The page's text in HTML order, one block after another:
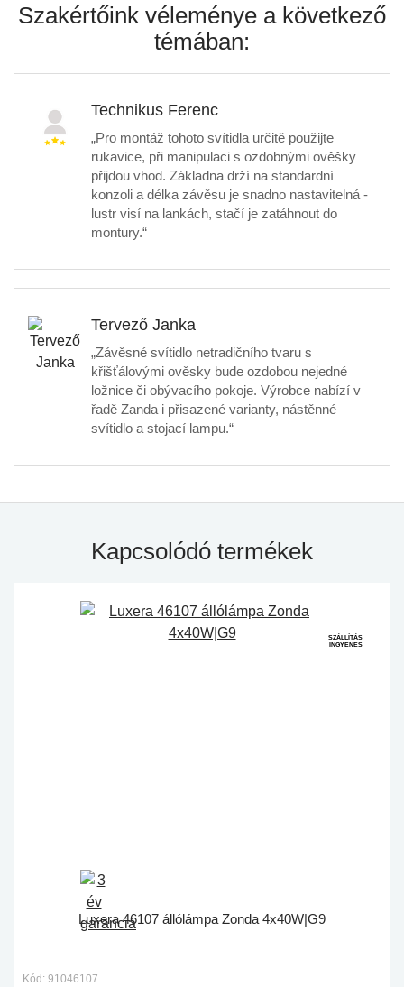
Szakértőink véleménye a következő
témában:
Technikus Ferenc
„Pro montáž tohoto svítidla určitě použijte
rukavice, při manipulaci s ozdobnými ověšky
přijdou vhod. Základna drží na standardní
konzoli a délka závěsu je snadno nastavitelná -
lustr visí na lankách, stačí je zatáhnout do
montury.“
Tervező Janka
„Závěsné svítidlo netradičního tvaru s
křišťálovými ověsky bude ozdobou nejedné
ložnice či obývacího pokoje. Výrobce nabízí v
řadě Zanda i přisazené varianty, nástěnné
svítidlo a stojací lampu.“
Kapcsolódó termékek
SZÁLLÍTÁS
INGYENES
Luxera 46107 állólámpa Zonda 4x40W|G9
Kód: 91046107